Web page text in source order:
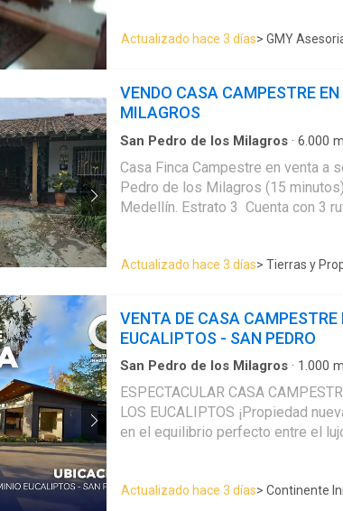
ventanales con linda vista, 4
privado. Lago para peces.
Actualizado hace 3 días> GMY
VENDO CASA CAMPESTRE EN
MILAGROS
San Pedro de los Milagros · 6.000
amoblada· Chimenea·Jardín·
·Agua·Patio
Casa Finca Campestre en venta a
Pedro de los Milagros (15
Medellín. Estrato 3 Cuenta con 3
(con algunas excepciones) o sin
con Escrituras al 100% Zonas
terreno 6.000 mts2 Área
36 mts2 y 2do piso 36 mts2
Almacén 27 mts2 Asadero 8 mts2
cemento. Cancha 58 mts2
Acceso a Internet y Televisión por
c…
Actualizado hace 3 días> Tierras y
VENTA DE CASA CAMPESTRE
EUCALIPTOS - SAN PEDRO
San Pedro de los Milagros · 1.000
Jardín·Internet·Jacuzzi ·Vista
Cuarto de servicio· Agua
ESPECTACULAR CASA
LOS EUCALIPTOS ¡Propiedad nueva
en el equilibrio perfecto entre el
de un solo nivel destaca por su
espacios y una ubicación estratégica. Ubicación: Km
Actualizado hace 3 días> Continente